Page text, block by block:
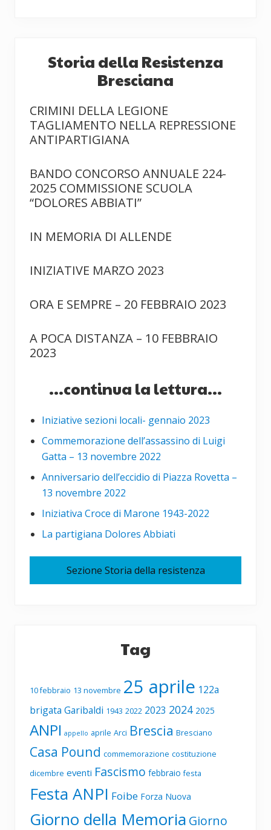
Storia della Resistenza
Bresciana
CRIMINI DELLA LEGIONE
TAGLIAMENTO NELLA REPRESSIONE
ANTIPARTIGIANA
BANDO CONCORSO ANNUALE 224-
2025 COMMISSIONE SCUOLA
“DOLORES ABBIATI”
IN MEMORIA DI ALLENDE
INIZIATIVE MARZO 2023
ORA E SEMPRE – 20 FEBBRAIO 2023
A POCA DISTANZA – 10 FEBBRAIO
2023
...continua la lettura...
Iniziative sezioni locali- gennaio 2023
Commemorazione dell’assassino di Luigi
Gatta – 13 novembre 2022
Anniversario dell’eccidio di Piazza Rovetta –
13 novembre 2022
Iniziativa Croce di Marone 1943-2022
La partigiana Dolores Abbiati
Sezione Storia della resistenza
Tag
10 febbraio 13 novembre 25 aprile 122a
brigata Garibaldi 1943 2022 2023 2024 2025
ANPI appello aprile Arci Brescia Bresciano
Casa Pound commemorazione costituzione
dicembre eventi Fascismo febbraio festa
Festa ANPI Foibe Forza Nuova
Giorno della Memoria Giorno